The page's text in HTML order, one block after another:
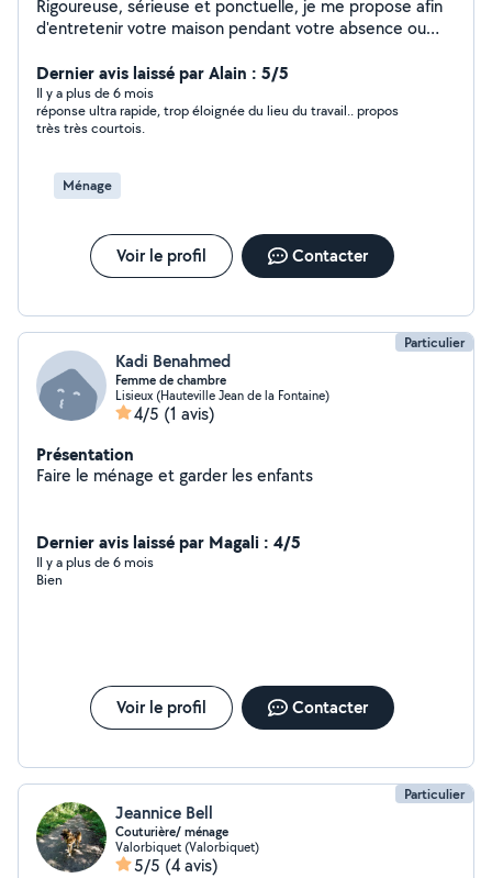
Rigoureuse, sérieuse et ponctuelle, je me propose afin
d'entretenir votre maison pendant votre absence ou
pas un problème étant passionnée d'animaux. Je
fonctionne maintenant en CESU (plus en auto-
entreprise).
Dernier avis laissé par Alain : 5/5
Il y a plus de 6 mois
réponse ultra rapide, trop éloignée du lieu du travail.. propos
très très courtois.
Ménage
Voir le profil Contacter
Particulier
Kadi Benahmed
Femme de chambre
Lisieux (Hauteville Jean de la Fontaine)
4/5 (1 avis)
Présentation
Faire le ménage et garder les enfants
Dernier avis laissé par Magali : 4/5
Il y a plus de 6 mois
Bien
Voir le profil Contacter
Particulier
Jeannice Bell
Couturière/ ménage
Valorbiquet (Valorbiquet)
5/5 (4 avis)